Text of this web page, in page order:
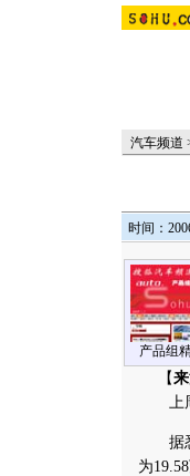
汽车频道
时间：
产品组
【
上周
据悉
为